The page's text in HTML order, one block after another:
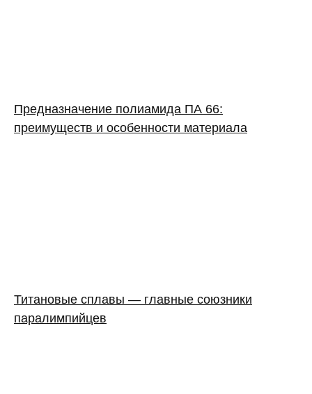
Предназначение полиамида ПА 66:
преимуществ и особенности материала
Титановые сплавы — главные союзники
паралимпийцев